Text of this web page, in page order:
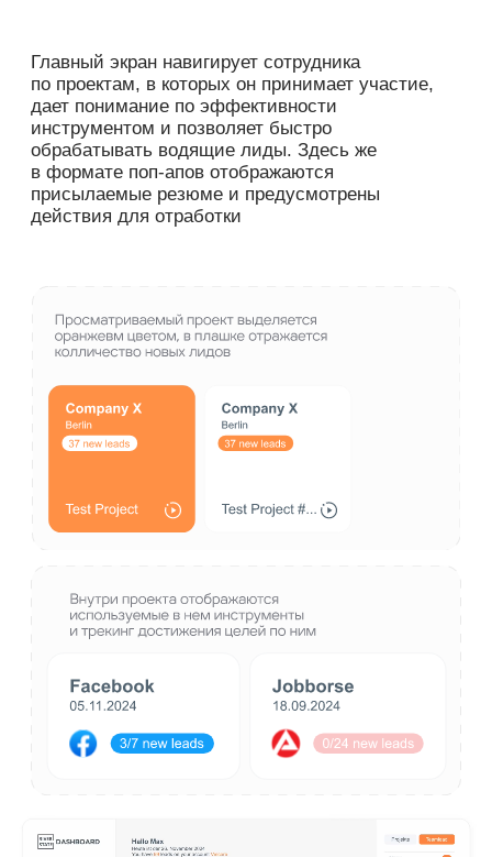
Ключевые экраны мы отвели мониторингу
эффективности. Здесь можно увидеть
составляет визуализации по всем ключевым
показателям.